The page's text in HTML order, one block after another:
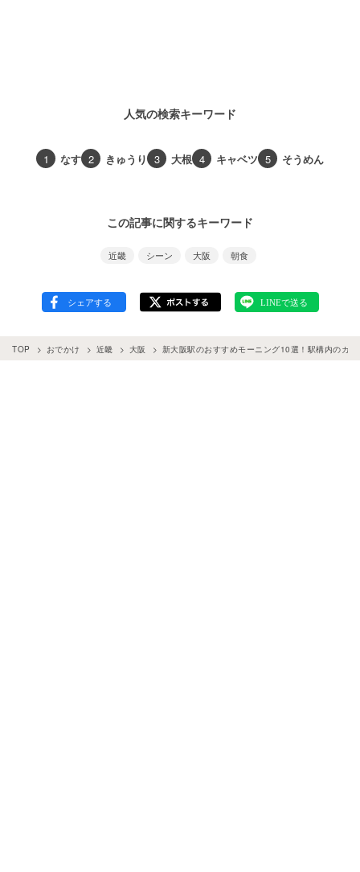
人気の検索キーワード
1 なす 2 きゅうり 3 大根 4 キャベツ 5 そうめん
この記事に関するキーワード
近畿 シーン 大阪 朝食
TOP おでかけ 近畿 大阪 新大阪駅のおすすめモーニング10選！駅構内のカ